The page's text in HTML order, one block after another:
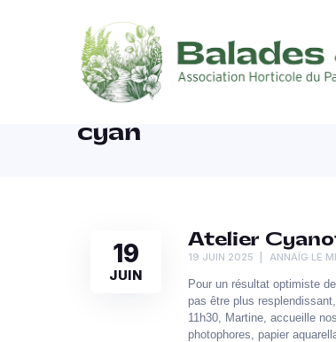
cyan
19
JUIN
Atelier
19 JUIN 2025 ANNAÏG LE
Pour un résultat optimiste
pas être plus
11h30, Martine, accueille
photophores, papier